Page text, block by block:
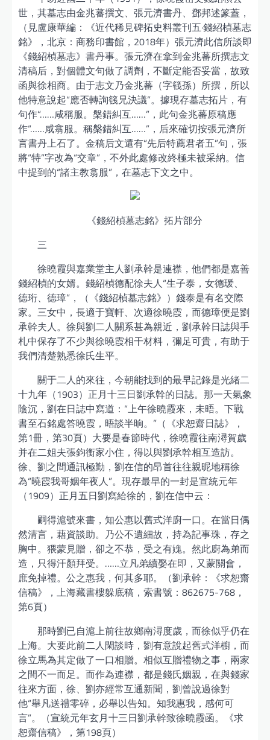
世，其墓志由金兆蕃撰文、張元濟書丹、鄧邦述篆蓋，
（見盧康華編：《近代稀見碑拓史料叢刊五·錢紹楨墓志
銘》，北京：商務印書館，2018年）張元濟此信所談即
《錢紹楨墓志》書丹事。張元濟在拿到金兆蕃所撰志文
清稿后，對個體文句做了調劑，不斷定能否妥當，故致
函與徐相商。由于志文乃金兆蕃（字篯孫）所撰，所以
他特意說起“應否轉詢篯兄決議”。據現存墓志拓片，有
句作“……咸稱服。槃錯糾互……”，此句金兆蕃原稿應
作“……咸翕服。稱槃錯糾互……”，后來確切按張元濟所
言書丹上石了。金稿后文還有“先后特薦君者五”句，張
將“特”字改為“交章”，不外此處修改終極未被采納。信
中提到的“諸主教翕服”，在墓志下文之中。
《錢紹楨墓志銘》拓片部分
三
徐曉霞與嘉業堂主人劉承幹是連襟，他們都是嘉善
錢紹楨的女婿。錢紹楨德配徐夫人“生子泰，女德瑗、
德珩、德璋”，（《錢紹楨墓志銘》）錢泰是有名交際
家。三女中，長適于寶軒、次適徐曉霞，而德璋便是劉
承幹夫人。徐與劉二人關系甚為親近，劉承幹日誌與手
札中保存了不少與徐曉霞相干材料，彌足可貴，有助于
我們清楚熟悉徐氏生平。
關于二人的來往，今朝能找到的最早記錄是光緒二
十九年（1903）正月十三日劉承幹的日誌。那一天氣象
陰沉，劉在日誌中寫道：“上午徐曉霞來，未晤。下戰
書至石銘處答曉霞，晤談半晌。”（《求恕齋日誌》，
第1冊，第30頁）大要是春節時代，徐曉霞往南潯賀歲
并在二姐夫張鈞衡家小住，得以與劉承幹相互造訪。
徐、劉之間通訊極勤，劉在信的昂首往往親昵地稱徐
為“曉霞我哥姻年夜人”。現存最早的一封是宣統元年
（1909）正月五日劉寫給徐的，劉在信中云：
嗣得滬號來書，知公惠以舊式洋廚一口。在當日偶
然清言，藉資談助。乃公不遺細故，持為記事珠，存之
胸中。猥蒙見贈，卻之不恭，受之有媿。然此廚為弟而
造，只得汗顏拜受。……立凡弟續娶在即，又蒙關會，
庶免掉禮。公之惠我，何其多耶。（劉承幹：《求恕齋
信稿》，上海藏書樓躲底稿，索書號：862675-768，
第6頁）
那時劉已自滬上前往故鄉南潯度歲，而徐似乎仍在
上海。大要此前二人閑談時，劉有意說起舊式洋櫥，而
徐立馬為其定做了一口相贈。相似互贈禮物之事，兩家
之間不一而足。而作為連襟，都是錢氏姻親，在與錢家
往來方面，徐、劉亦經常互通新聞，劉曾說過徐對
他“舉凡送禮零碎，必舉以告知。知我惠我，感何可
言”。（宣統元年玄月十三日劉承幹致徐曉霞函。《求
恕齋信稿》，第198頁）